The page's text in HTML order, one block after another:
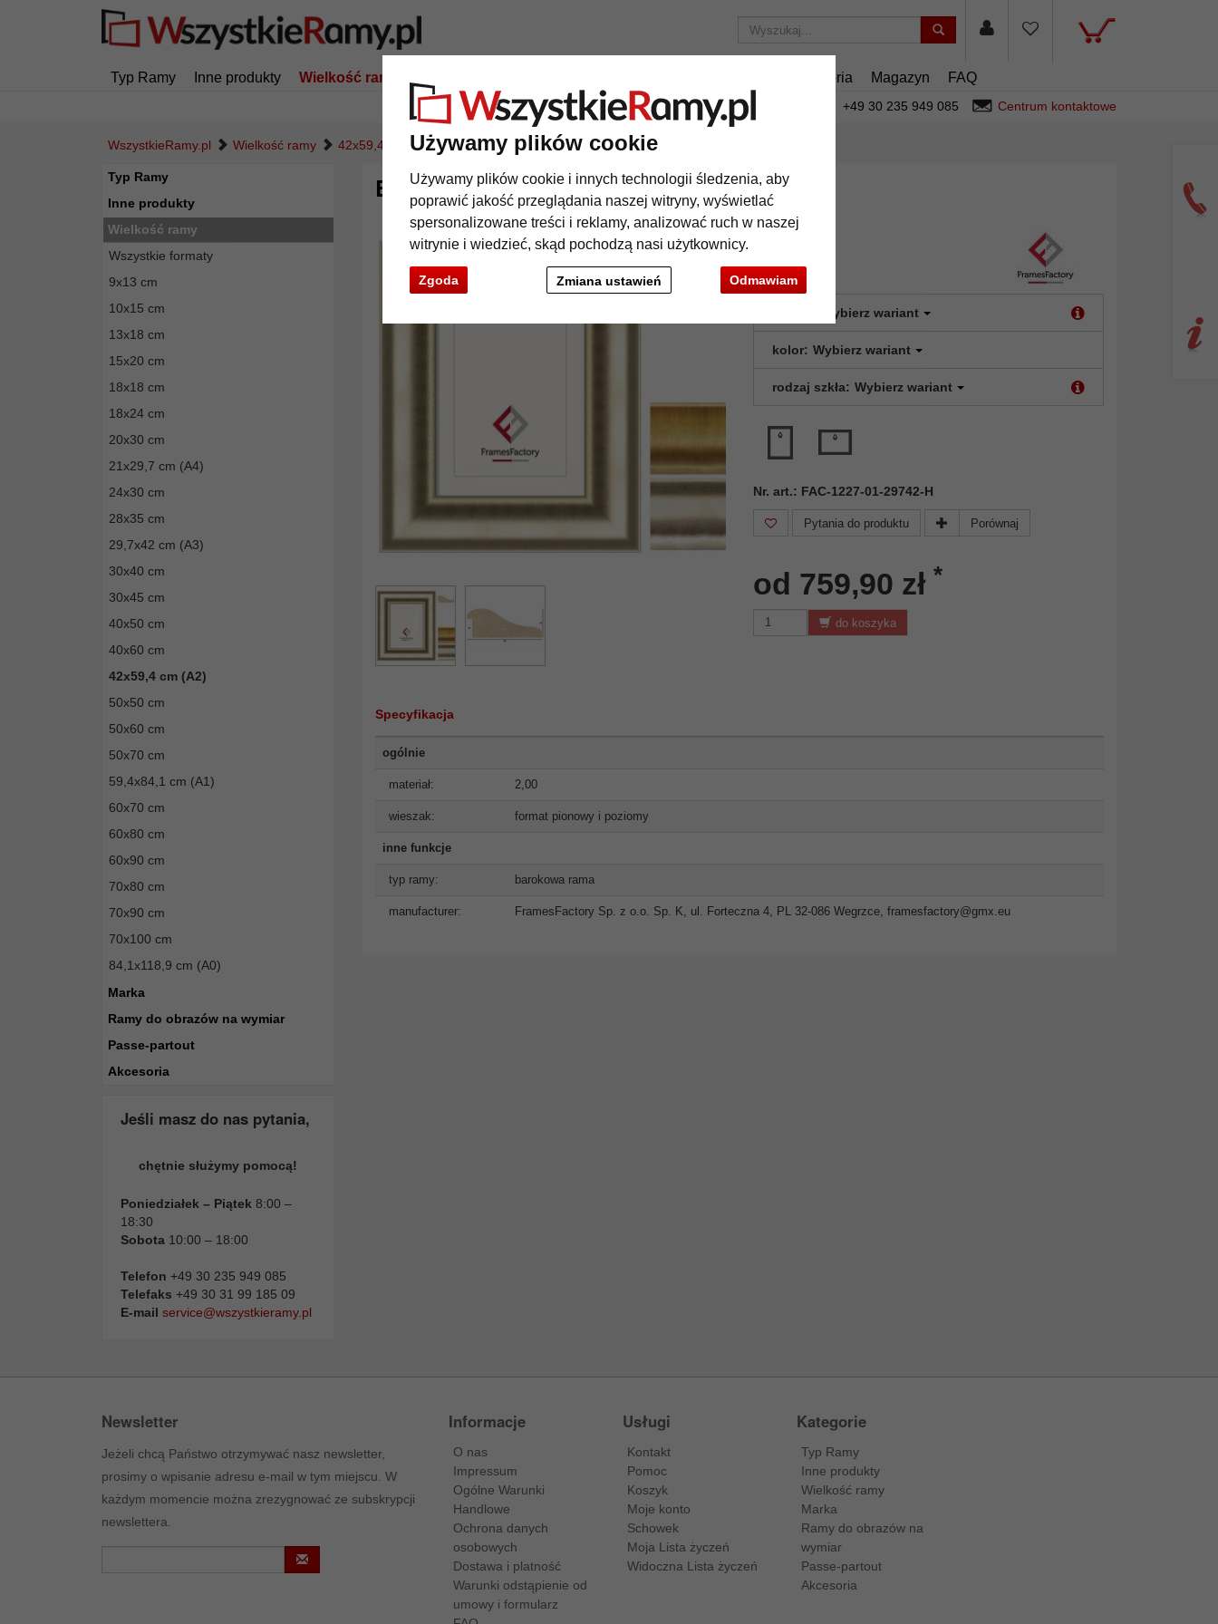
Używamy plików cookie
Używamy plików cookie i innych technologii śledzenia, aby
poprawić jakość przeglądania naszej witryny, wyświetlać
spersonalizowane treści i reklamy, analizować ruch w naszej
witrynie i wiedzieć, skąd pochodzą nasi użytkownicy.
Zgoda Odmawiam
Zmiana ustawień
Typ Ramy Inne produkty Wielkość ramy Akcesoria Magazyn FAQ
Tylko 25,95 zł za wysyłkę. +49 30 235 949 085 Centrum kontaktowe
WszystkieRamy.pl Wielkość ramy 42x59,4 cm (A2) Barokowa rama Rosa
Typ Ramy
Inne produkty
Wielkość ramy
Wszystkie formaty
9x13 cm
10x15 cm
13x18 cm
15x20 cm
18x18 cm
18x24 cm
20x30 cm
21x29,7 cm (A4)
24x30 cm
28x35 cm
29,7x42 cm (A3)
30x40 cm
30x45 cm
40x50 cm
40x60 cm
42x59,4 cm (A2)
50x50 cm
50x60 cm
50x70 cm
59,4x84,1 cm (A1)
60x70 cm
60x80 cm
60x90 cm
70x80 cm
70x90 cm
70x100 cm
84,1x118,9 cm (A0)
Marka
Ramy do obrazów na wymiar
Passe-partout
Akcesoria
Jeśli masz do nas pytania,
chętnie służymy pomocą!
Poniedziałek – Piątek 8:00 –
18:30
Sobota 10:00 – 18:00
Telefon +49 30 235 949 085
Telefaks +49 30 31 99 185 09
E-mail service@wszystkieramy.pl
Barokowa rama Rosa
Wybierz wariant
kolor: Wybierz wariant
rodzaj szkła: Wybierz wariant
Nr. art.: FAC-1227-01-29742-H
Pytania do produktu Porównaj
od 759,90 zł *
do koszyka
Specyfikacja
ogólnie
materiał: 2,00
wieszak: format pionowy i poziomy
inne funkcje
typ ramy: barokowa rama
manufacturer: FramesFactory Sp. z o.o. Sp. K, ul. Forteczna 4, PL 32-086 Wegrzce, framesfactory@gmx.eu
Newsletter
Jeżeli chcą Państwo otrzymywać nasz newsletter,
prosimy o wpisanie adresu e-mail w tym miejscu. W
każdym momencie można zrezygnować ze subskrypcji
newslettera.
Informacje
O nas
Impressum
Ogólne Warunki
Handlowe
Ochrona danych
osobowych
Dostawa i platność
Warunki odstąpienie od
umowy i formularz
Usługi
Kontakt
Pomoc
Koszyk
Moje konto
Schowek
Moja Lista życzeń
Widoczna Lista życzeń
Kategorie
Typ Ramy
Inne produkty
Wielkość ramy
Marka
Ramy do obrazów na
wymiar
Passe-partout
Akcesoria